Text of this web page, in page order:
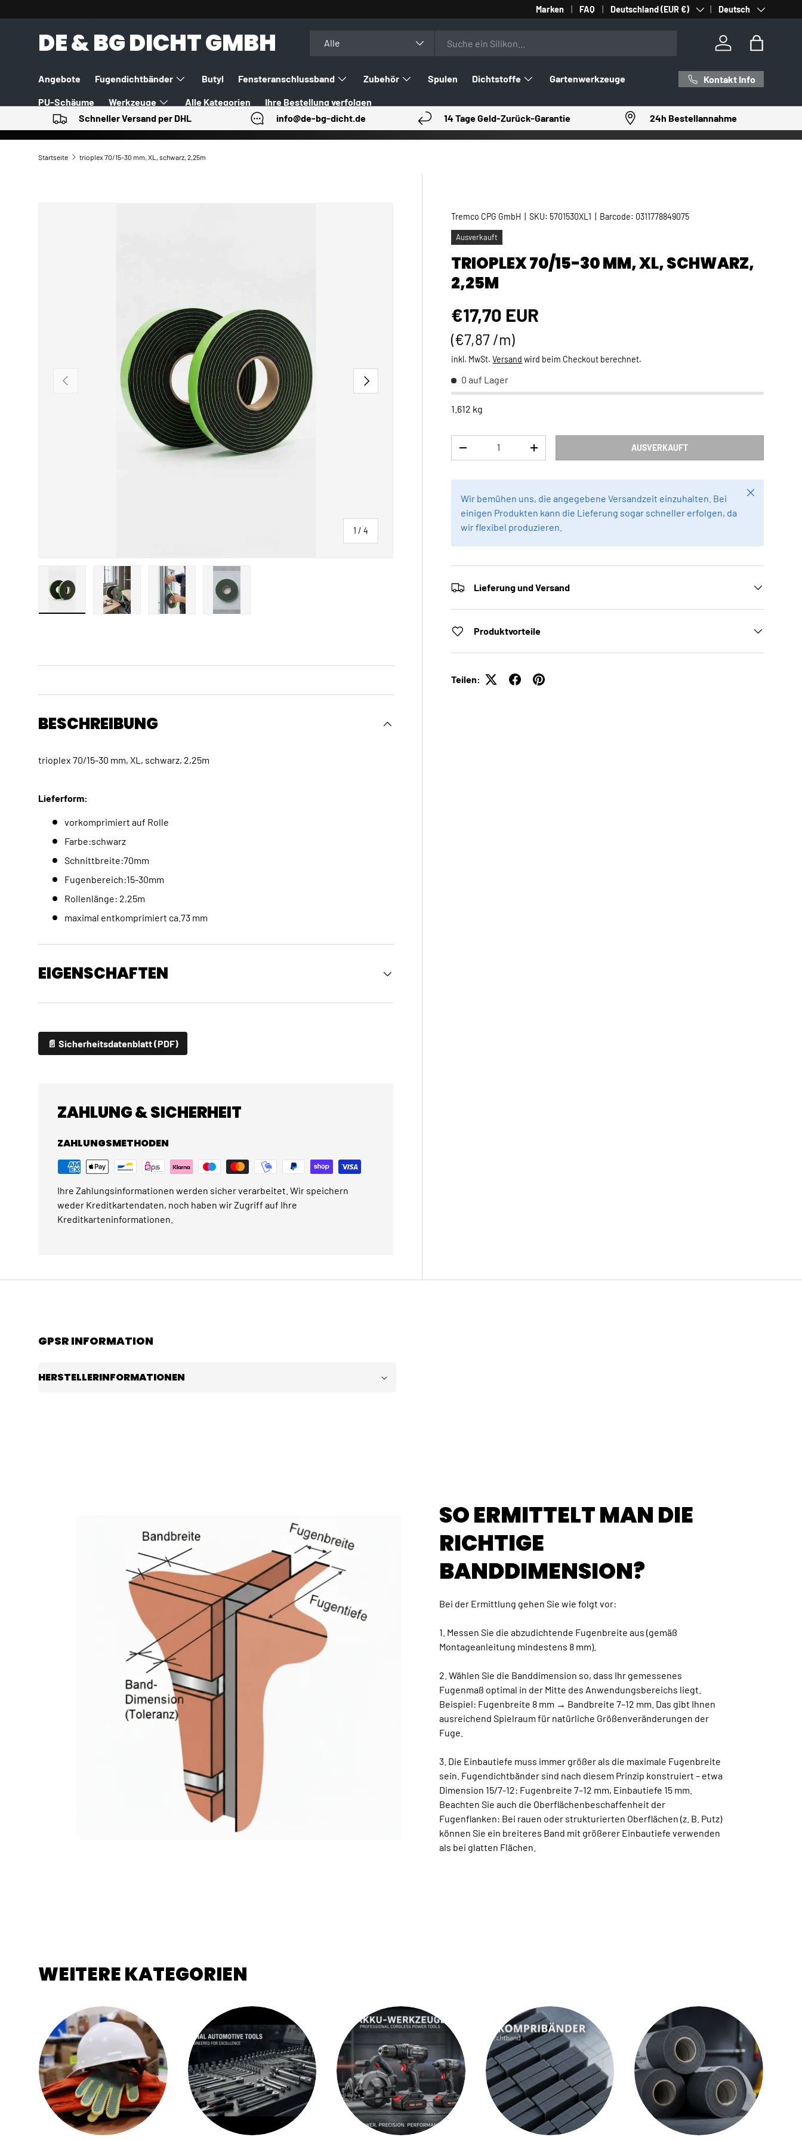
DIREKT ZUM INHALT
Marken FAQ Land/Region
Deutschland (EUR €) SpracheDeutsch
DE & BG DICHT GMBH Alle
Einloggen
Angebote Fugendichtbänder Butyl Fensteranschlussband Zubehör Spulen Dichtstoffe Gartenwerkzeuge
PU-Schäume Werkzeuge Alle Kategorien Ihre Bestellung verfolgen
Kontakt Info
Schneller Versand per DHL info@de-bg-dicht.de 14 Tage Geld-Zurück-Garantie 24h Bestellannahme
Startseite trioplex 70/15-30 mm, XL, schwarz, 2,25m
VORHERIGE
1 /von
4
NÄCHSTE
Tremco CPG GmbH |SKU: 5701530XL1 Barcode: 0311778849075
Ausverkauft
TRIOPLEX 70/15-30 MM, XL, SCHWARZ,
2,25M
Normaler Preis
€17,70 EUR
Grundpreis
€7,87 /m
inkl. MwSt.Versand wird beim Checkout berechnet.
0 auf Lager
1.612 kg
MENGE VERRINGERNMENGE ERHÖHEN AUSVERKAUFT
Wir bemühen uns, die angegebene Versandzeit einzuhalten. Bei
einigen Produkten kann die Lieferung sogar schneller erfolgen, da
wir flexibel produzieren.
Schließen
Lieferung und Versand
Produktvorteile
Teilen:
BESCHREIBUNG
trioplex 70/15-30 mm, XL, schwarz, 2,25m
Lieferform:
vorkomprimiert auf Rolle
Farbe:schwarz
Schnittbreite:70mm
Fugenbereich:15-30mm
Rollenlänge: 2,25m
maximal entkomprimiert ca.73 mm
EIGENSCHAFTEN
📄 Sicherheitsdatenblatt (PDF)
ZAHLUNG & SICHERHEIT
ZAHLUNGSMETHODEN
Ihre Zahlungsinformationen werden sicher verarbeitet. Wir speichern
weder Kreditkartendaten, noch haben wir Zugriff auf Ihre
Kreditkarteninformationen.
GPSR INFORMATION
HERSTELLERINFORMATIONEN
SO ERMITTELT MAN DIE
RICHTIGE
BANDDIMENSION?
Bei der Ermittlung gehen Sie wie folgt vor:
1. Messen Sie die abzudichtende Fugenbreite aus (gemäß
Montageanleitung mindestens 8 mm).
2. Wählen Sie die Banddimension so, dass Ihr gemessenes
Fugenmaß optimal in der Mitte des Anwendungsbereichs liegt.
Beispiel: Fugenbreite 8 mm → Bandbreite 7–12 mm. Das gibt Ihnen
ausreichend Spielraum für natürliche Größenveränderungen der
Fuge.
3. Die Einbautiefe muss immer größer als die maximale Fugenbreite
sein. Fugendichtbänder sind nach diesem Prinzip konstruiert – etwa
Dimension 15/7-12: Fugenbreite 7–12 mm, Einbautiefe 15 mm.
Beachten Sie auch die Oberflächenbeschaffenheit der
Fugenflanken: Bei rauen oder strukturierten Oberflächen (z. B. Putz)
können Sie ein breiteres Band mit größerer Einbautiefe verwenden
als bei glatten Flächen.
WEITERE KATEGORIEN